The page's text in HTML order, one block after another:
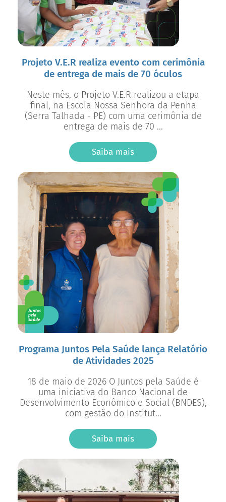
Projeto V.E.R realiza evento com cerimônia
de entrega de mais de 70 óculos
Neste mês, o Projeto V.E.R realizou a etapa
final, na Escola Nossa Senhora da Penha
(Serra Talhada - PE) com uma cerimônia de
entrega de mais de 70 ...
Saiba mais
Programa Juntos Pela Saúde lança Relatório
de Atividades 2025
18 de maio de 2026 O Juntos pela Saúde é
uma iniciativa do Banco Nacional de
Desenvolvimento Econômico e Social (BNDES),
com gestão do Institut...
Saiba mais